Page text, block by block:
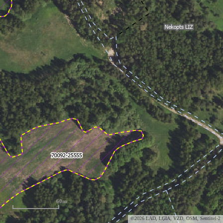
60m
©2026 LAD, LĢIA, VZD, OSM, Sentinel-2